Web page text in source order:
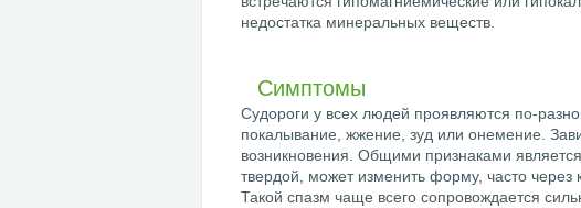
недостатка минеральных веществ.
Симптомы
Судороги у всех людей проявляются по-
покалывание, жжение, зуд или онемение.
возникновения. Общими признаками
твердой, может изменить форму, часто через
Такой спазм чаще всего сопровождается